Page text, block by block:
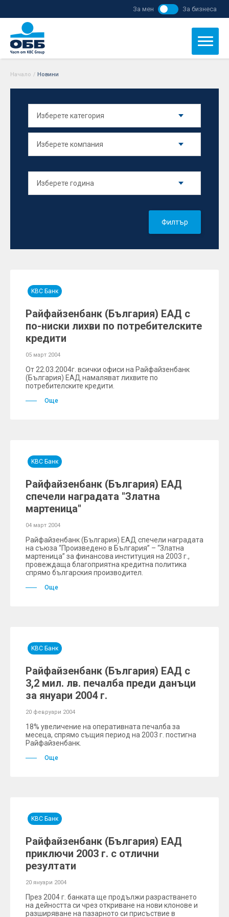
За мен За бизнеса
Начало / Новини
Филтър
KBC Банк
Райфайзенбанк (България) ЕАД с
по-ниски лихви по потребителските
кредити
05 март 2004
От 22.03.2004г. всички офиси на Райфайзенбанк
(България) ЕАД намаляват лихвите по
потребителските кредити.
Още
KBC Банк
Райфайзенбанк (България) ЕАД
спечели наградата "Златна
мартеница"
04 март 2004
Райфайзенбанк (България) ЕАД спечели наградата
на съюза “Произведено в България” – “Златна
мартеница” за финансова институция на 2003 г.,
провеждаща благоприятна кредитна политика
спрямо българския производител.
Още
KBC Банк
Райфайзенбанк (България) ЕАД с
3,2 мил. лв. печалба преди данъци
за януари 2004 г.
20 февруари 2004
18% увеличение на оперативната печалба за
месеца, спрямо същия период на 2003 г. постигна
Райфайзенбанк.
Още
KBC Банк
Райфайзенбанк (България) ЕАД
приключи 2003 г. с отлични
резултати
20 януари 2004
През 2004 г. банката ще продължи разрастването
на дейността си чрез откриване на нови клонове и
разширяване на пазарното си присъствие в